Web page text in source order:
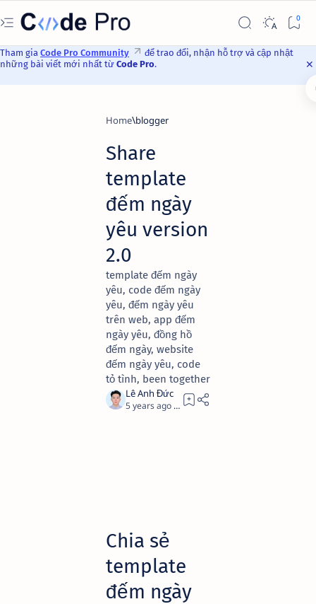
Tham gia Code Pro Community
để trao đổi, nhận hỗ trợ và cập nhật
những bài viết mới nhất từ Code Pro.
Home blogger
Share
template
đếm ngày
yêu version
2.0
template đếm ngày
yêu, code đếm ngày
yêu, đếm ngày yêu
trên web, app đếm
ngày yêu, đồng hồ
đếm ngày, website
đếm ngày yêu, code
tỏ tình, been together
5 years ago 4
Chia sẻ
template
đếm ngày